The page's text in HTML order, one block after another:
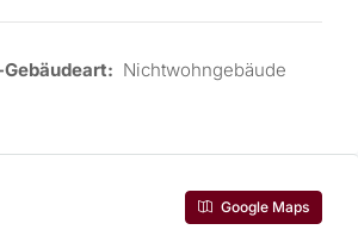
Nichtwohngebäude
Google Maps